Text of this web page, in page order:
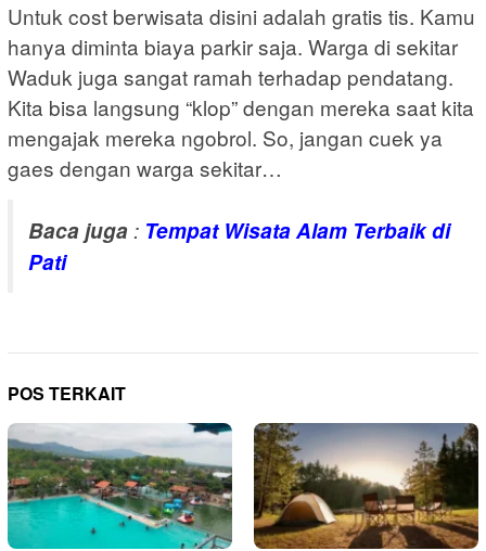
Untuk cost berwisata disini adalah gratis tis. Kamu
hanya diminta biaya parkir saja. Warga di sekitar
Waduk juga sangat ramah terhadap pendatang.
Kita bisa langsung “klop” dengan mereka saat kita
mengajak mereka ngobrol. So, jangan cuek ya
gaes dengan warga sekitar…
Baca juga : Tempat Wisata Alam Terbaik di
Pati
POS TERKAIT